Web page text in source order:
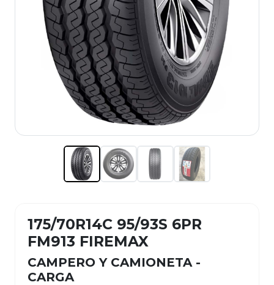
175/70R14C 95/93S 6PR
FM913 FIREMAX
CAMPERO Y CAMIONETA -
CARGA